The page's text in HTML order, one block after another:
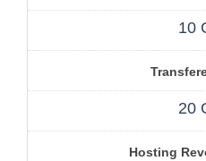
10
20
Hosting